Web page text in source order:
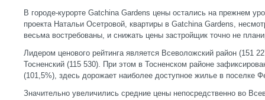
В городе-курорте Gatchina Gardens цены остались на прежнем
проекта Натальи Осетровой, квартиры в Gatchina Gardens,
весьма востребованы, и снижать цены застройщик точно не
Лидером ценового рейтинга является Всеволожский район (151
Тосненский (115 530). При этом в Тосненском районе
(101,5%), здесь дорожает наиболее доступное жилье в поселке
Значительно увеличились средние цены непосредственно во